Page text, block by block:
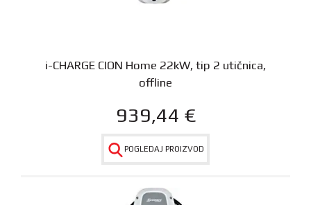
i-CHARGE CION Home 22kW, tip 2 utičnica,
offline
939,44 €
POGLEDAJ PROIZVOD